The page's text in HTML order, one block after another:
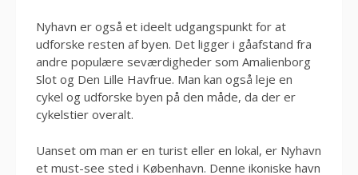
Nyhavn er også et ideelt udgangspunkt for at
udforske resten af byen. Det ligger i gåafstand fra
andre populære seværdigheder som Amalienborg
Slot og Den Lille Havfrue. Man kan også leje en
cykel og udforske byen på den måde, da der er
cykelstier overalt.
Uanset om man er en turist eller en lokal, er Nyhavn
et must-see sted i København. Denne ikoniske havn